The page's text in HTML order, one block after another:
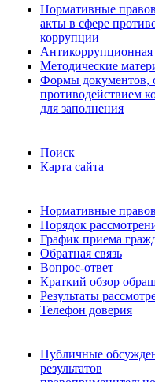
Нормативные
акты в сфере
коррупции
Антикоррупционная
Методические
Формы документов,
противодействием
для заполнения
Поиск
Карта сайта
Нормативные
Порядок
График приема
Обратная связь
Вопрос-ответ
Краткий обзор
Результаты
Телефон доверия
Публичные
результатов